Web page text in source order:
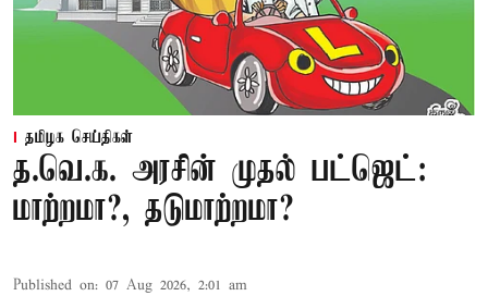
தமிழக செய்திகள்
த.வெ.க. அரசின் முதல் பட்ஜெட்:
மாற்றமா?, தடுமாற்றமா?
Published on: 07 Aug 2026, 2:01 am